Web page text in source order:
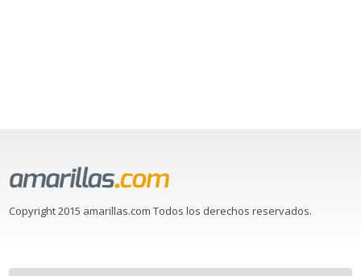
Copyright 2015 amarillas.com Todos los derechos reservados.